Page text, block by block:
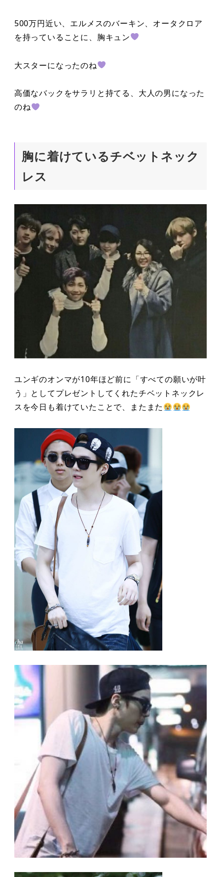
500万円近い、エルメスのバーキン、オータクロア
を持っていることに、胸キュン
大スターになったのね
高価なバックをサラリと持てる、大人の男になった
のね
胸に着けているチベットネック
レス
ユンギのオンマが10年ほど前に「すべての願いが叶
う」としてプレゼントしてくれたチベットネックレ
スを今日も着けていたことで、またまた